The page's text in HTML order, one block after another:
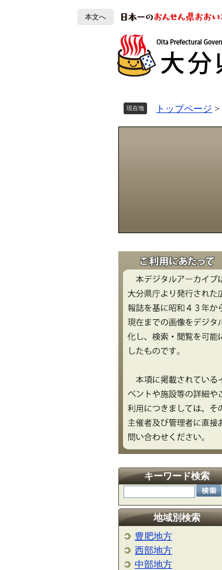
本文へ
現在地 トップページ >
キーワード検索
地域別検索
豊肥地方
西部地方
中部地方